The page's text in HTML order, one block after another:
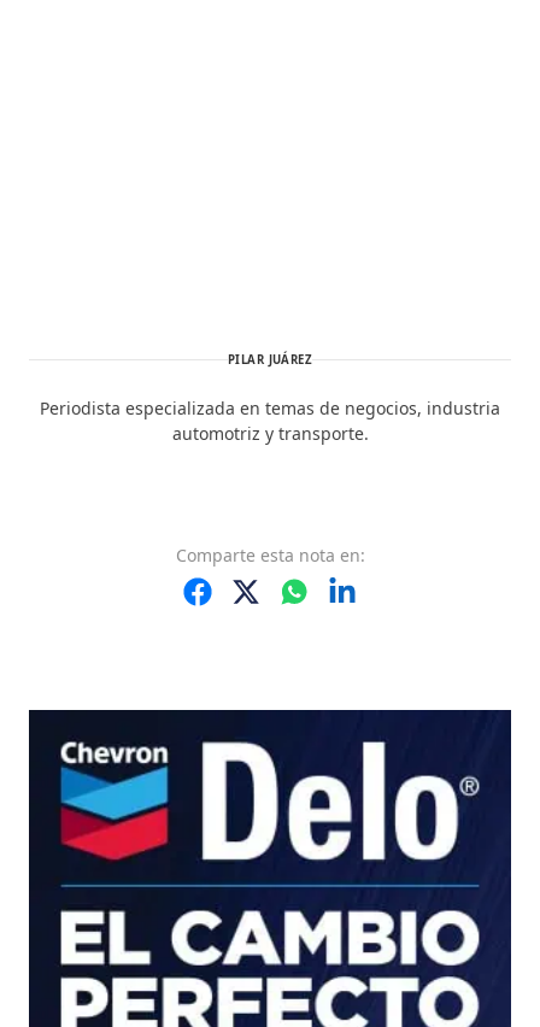
PILAR JUÁREZ
Periodista especializada en temas de negocios, industria
automotriz y transporte.
Comparte esta nota en: